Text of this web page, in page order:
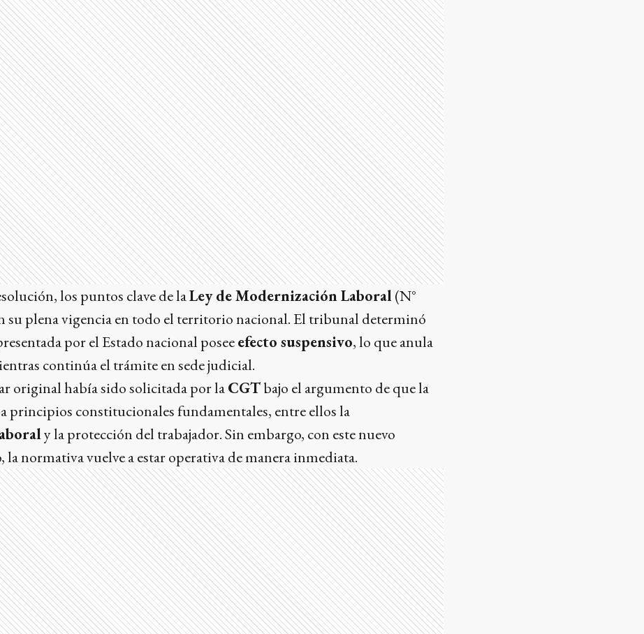
los puntos clave de laLey de Modernización Laboral(N°
su plena vigencia en todo el territorio nacional. El tribunal determinó
por el Estado nacional poseeefecto suspensivo, lo que anula
continúa el trámite en sede judicial.
original había sido solicitada por laCGTbajo el argumento de que la
principios constitucionales fundamentales, entre ellos la
y la protección del trabajador. Sin embargo, con este nuevo
la normativa vuelve a estar operativa de manera inmediata.